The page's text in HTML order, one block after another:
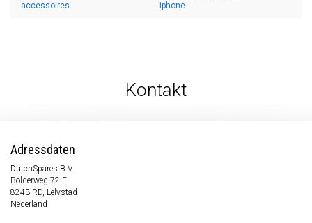
accessoires
iphone
Kontakt
Adressdaten
DutchSpares B.V.
Bolderweg 72 F
8243 RD, Lelystad
Nederland